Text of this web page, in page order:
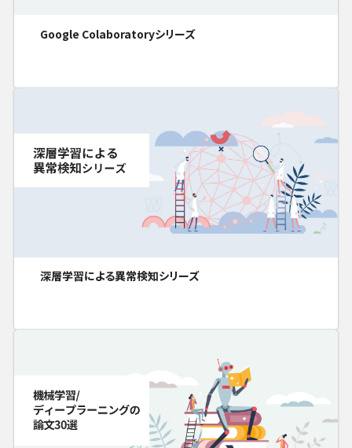
Google Colaboratoryシリーズ
深層学習による異常検知シリーズ